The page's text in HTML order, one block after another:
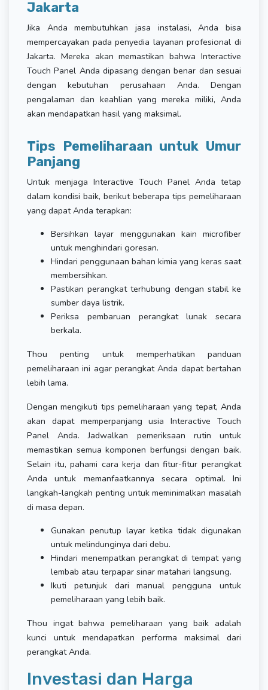
Jakarta
Jika Anda membutuhkan jasa instalasi, Anda bisa
mempercayakan pada penyedia layanan profesional di
Jakarta. Mereka akan memastikan bahwa Interactive
Touch Panel Anda dipasang dengan benar dan sesuai
dengan kebutuhan perusahaan Anda. Dengan
pengalaman dan keahlian yang mereka miliki, Anda
akan mendapatkan hasil yang maksimal.
Tips Pemeliharaan untuk Umur
Panjang
Untuk menjaga Interactive Touch Panel Anda tetap
dalam kondisi baik, berikut beberapa tips pemeliharaan
yang dapat Anda terapkan:
Bersihkan layar menggunakan kain microfiber
untuk menghindari goresan.
Hindari penggunaan bahan kimia yang keras saat
membersihkan.
Pastikan perangkat terhubung dengan stabil ke
sumber daya listrik.
Periksa pembaruan perangkat lunak secara
berkala.
Thou penting untuk memperhatikan panduan
pemeliharaan ini agar perangkat Anda dapat bertahan
lebih lama.
Dengan mengikuti tips pemeliharaan yang tepat, Anda
akan dapat memperpanjang usia Interactive Touch
Panel Anda. Jadwalkan pemeriksaan rutin untuk
memastikan semua komponen berfungsi dengan baik.
Selain itu, pahami cara kerja dan fitur-fitur perangkat
Anda untuk memanfaatkannya secara optimal. Ini
langkah-langkah penting untuk meminimalkan masalah
di masa depan.
Gunakan penutup layar ketika tidak digunakan
untuk melindunginya dari debu.
Hindari menempatkan perangkat di tempat yang
lembab atau terpapar sinar matahari langsung.
Ikuti petunjuk dari manual pengguna untuk
pemeliharaan yang lebih baik.
Thou ingat bahwa pemeliharaan yang baik adalah
kunci untuk mendapatkan performa maksimal dari
perangkat Anda.
Investasi dan Harga